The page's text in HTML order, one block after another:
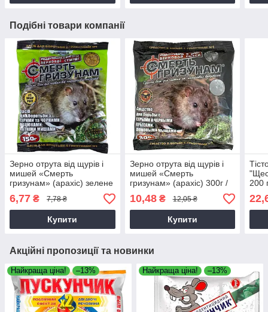
Подібні товари компанії
Зерно отрута від щурів і
мишей «Смерть
гризунам» (арахіс) зелене
для гризунів
6,77 ₴ 7,78 ₴
Купити
Зерно отрута від щурів і
мишей «Смерть
гризунам» (арахіс) 300г /
гризунів
10,48₴ 12,05 ₴
Купити
200
Акційні пропозиції та новинки
Найкраща ціна! –13% Найкраща ціна! –13%